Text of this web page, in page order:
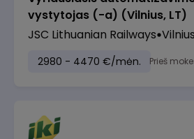
vystytojas (-a) (Vilnius, LT)
JSC Lithuanian Railways Vilnius
2980 - 4470 €/mėn. Prieš